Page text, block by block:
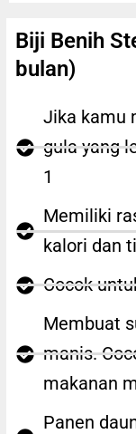
Biji Benih
bulan)
Jika kamu
gula yang
1
Memiliki
kalori dan
Cocok
Membuat
manis.
makanan
Panen